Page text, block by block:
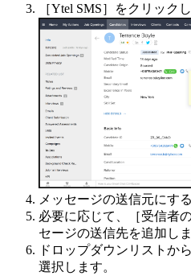
［Ytel SMS］をクリック
メッセージの送信元にす
必要に応じて、［受信者
セージの送信先を追加しま
ドロップダウンリストか
選択します。